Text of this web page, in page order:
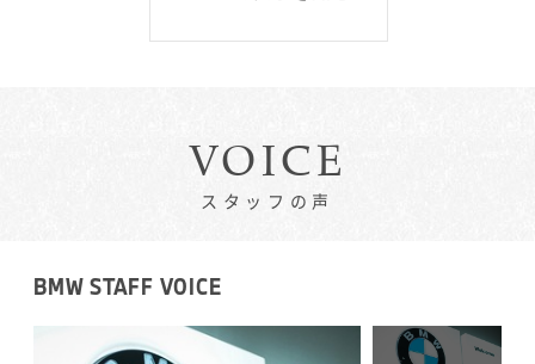
VOICE
スタッフの声
BMW STAFF VOICE